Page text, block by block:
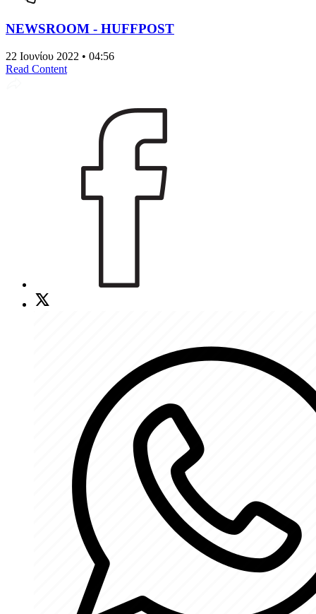
NEWSROOM - HUFFPOST
22 Ιουνίου 2022 • 04:56
Read Content